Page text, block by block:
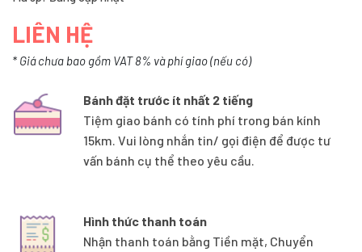
LIÊN HỆ
* Giá chưa bao gồm VAT 8% và phí giao (nếu có)
Bánh đặt trước ít nhất 2 tiếng
Tiệm giao bánh có tính phí trong bán kính
15km. Vui lòng nhắn tin/ gọi điện để được tư
vấn bánh cụ thể theo yêu cầu.
Hình thức thanh toán
Nhận thanh toán bằng Tiền mặt, Chuyển